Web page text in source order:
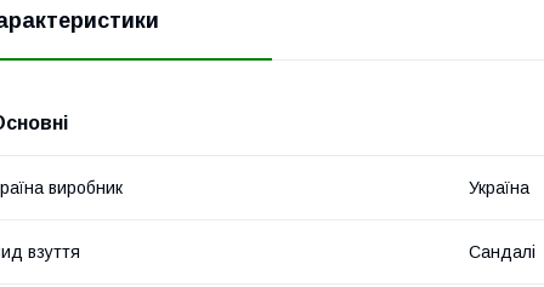
виробник Україна
взуття Сандалі